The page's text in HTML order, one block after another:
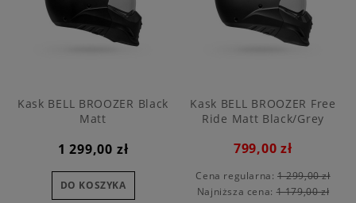
Kask BELL BROOZER Black
Matt
1 299,00 zł
DO KOSZYKA
Kask BELL BROOZER Free
Ride Matt Black/Grey
799,00 zł
Cena regularna: 1 299,00 zł
Najniższa cena:1 179,00 zł